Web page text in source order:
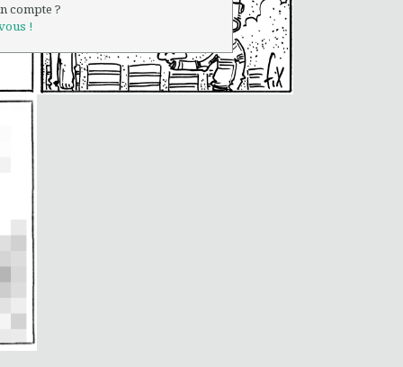
compte ?
!